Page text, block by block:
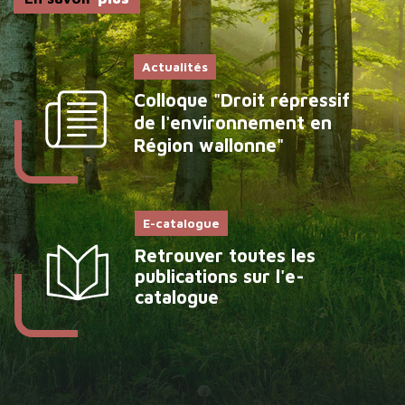
Colloque "Droit répressif
de l'environnement en
Région wallonne"
Actualités
Retrouver toutes les
publications sur l'e-
catalogue
E-catalogue